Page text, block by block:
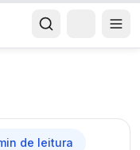
de leitura